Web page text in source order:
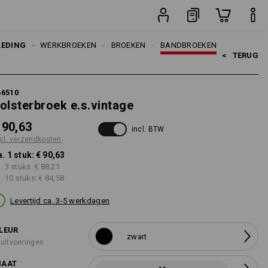
BANDBROEKEN
BROEKEN
WERKBROEKEN
HEREN
< TERUG
e.s.vintage
verzendkosten
incl. BTW
1 stuk: € 90,63
3 stuks: € 88,21
10 stuks: € 84,58
Levertijd ca. 3-5 werkdagen
zwart